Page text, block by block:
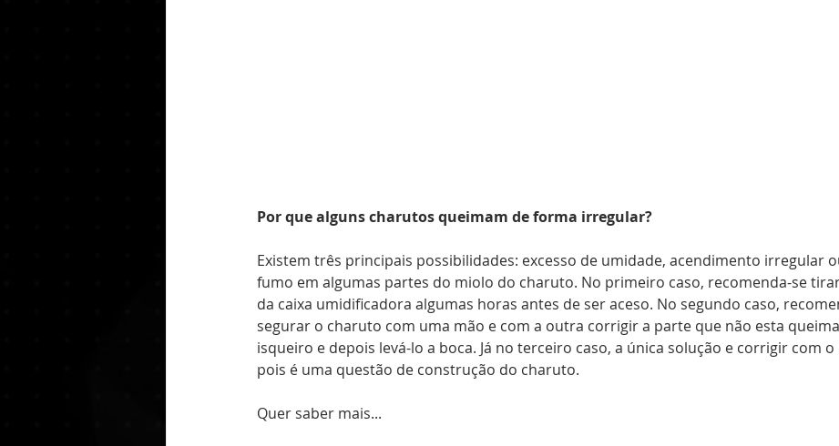
Por que alguns charutos queimam de forma irregular?
Existem três principais possibilidades: excesso de umidade, acendimento irregular
fumo em algumas partes do miolo do charuto. No primeiro caso, recomenda-se
da caixa umidificadora algumas horas antes de ser aceso. No segundo caso,
segurar o charuto com uma mão e com a outra corrigir a parte que não esta
isqueiro e depois levá-lo a boca. Já no terceiro caso, a única solução e corrigir com
pois é uma questão de construção do charuto.
Quer saber mais...